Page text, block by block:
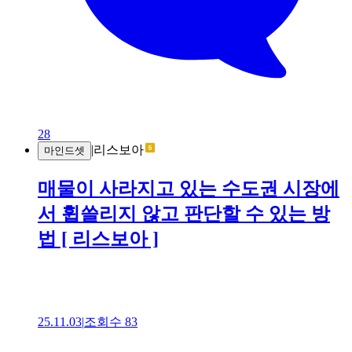
28
마인드셋 |리스보아
매물이 사라지고 있는 수도권 시장에
서 휩쓸리지 않고 판단할 수 있는 방
법 [ 리스보아 ]
25.11.03|조회수 83